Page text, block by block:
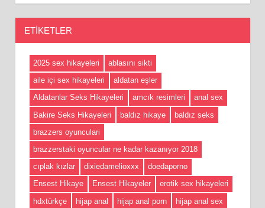
ETIKETLER
2025 sex hikayeleri
ablasını sikti
aile içi sex hikayeleri
aldatan eşler
Aldatanlar Seks Hikayeleri
amcık resimleri
anal sex
Bakire Seks Hikayeleri
baldız hikaye
baldız seks
brazzers oyunculari
brazzerstaki oyuncular ne kadar kazanıyor 2018
cıplak kızlar
dixiedamelioxxx
doedaporno
Ensest Hikaye
Ensest Hikayeler
erotik sex hikayeleri
hdxtürkçe
hijap anal hijap anal porn
hijap anal sex